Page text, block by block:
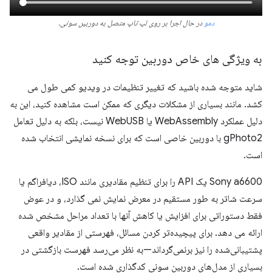
دمو در حال اجرا بر روی لپ تاپ متصل به دوربین سونی.
به ویژگی های خاص دوربین توجه کنید
شاید متوجه شده باشید که تغییر تنظیمات در ویدیو کمی طول می
کشد. مانند بسیاری از مشکلات دیگری که ممکن است مشاهده کنید، این به
دلیل عملکرد WebAssembly یا WebUSB نیست، بلکه به دلیل تعامل
gPhoto2 با دوربین خاصی است که برای نسخه نمایشی انتخاب شده
است.
Sony a6600 یک API را برای تنظیم مقادیری مانند ISO، دیافراگم یا
سرعت شاتر به طور مستقیم در معرض نمایش نمی گذارد، و در عوض
فقط دستوراتی برای افزایش یا کاهش آنها با تعداد مراحل مشخص شده
ارائه می دهد. برای پیچیده‌تر کردن مسائل، فهرستی از مقادیر واقعی
پشتیبانی‌شده را نیز برنمی‌گرداند—به نظر می‌رسد فهرست بازگشتی در
بسیاری از مدل‌های دوربین سونی کدگذاری شده است.